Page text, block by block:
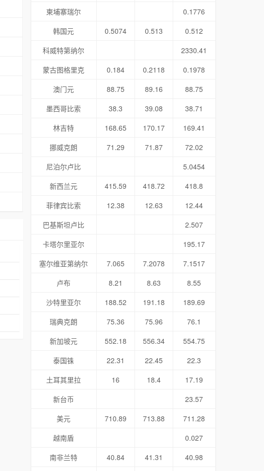
柬埔寨瑞尔
0.1776
韩国元
0.5074 0.513
0.512
科威特第纳尔
2330.41
蒙古图格里克
0.184 0.2118
0.1978
澳门元
88.75 89.16
88.75
墨西哥比索
38.3 39.08
38.71
林吉特
168.65 170.17
169.41
挪威克朗
71.29 71.87
72.02
尼泊尔卢比
5.0454
新西兰元
415.59 418.72
418.8
菲律宾比索
12.38 12.63
12.44
巴基斯坦卢比
2.507
卡塔尔里亚尔
195.17
塞尔维亚第纳尔
7.065 7.2078
7.1517
卢布
8.21 8.63
8.55
沙特里亚尔
188.52 191.18
189.69
瑞典克朗
75.36 75.96
76.1
新加坡元
552.18 556.34
554.75
泰国铢
22.31 22.45
22.3
土耳其里拉
16 18.4
17.19
新台币
23.57
美元
710.89 713.88
711.28
越南盾
0.027
南非兰特
40.84 41.31
40.98